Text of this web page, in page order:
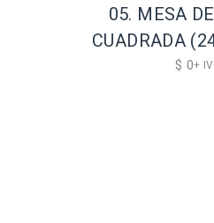
05. MESA
CUADRADA
$ 0+